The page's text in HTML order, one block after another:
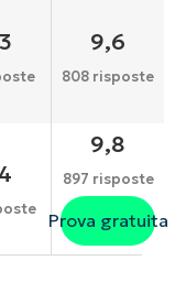
9,6
808 risposte
9,8
897 risposte
Prova gratuita